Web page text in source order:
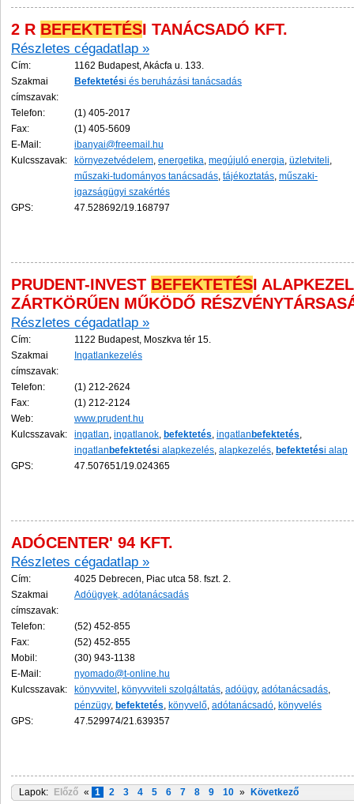
2 R BEFEKTETÉSI TANÁCSADÓ KFT.
Részletes cégadatlap »
Cím:
1162 Budapest, Akácfa u. 133.
Szakmai
címszavak:
Befektetési és beruházási tanácsadás
Telefon:
(1) 405-2017
Fax:
(1) 405-5609
E-Mail:
ibanyai@freemail.hu
Kulcsszavak:
környezetvédelem, energetika, megújuló energia, üzletviteli,
műszaki-tudományos tanácsadás, tájékoztatás, műszaki-
igazságügyi szakértés
GPS:
47.528692/19.168797
PRUDENT-INVEST BEFEKTETÉSI
ZÁRTKÖRŰEN MŰKÖDŐ
Részletes cégadatlap »
Cím:
1122 Budapest, Moszkva tér 15.
Szakmai
címszavak:
Ingatlankezelés
Telefon:
(1) 212-2624
Fax:
(1) 212-2124
Web:
www.prudent.hu
Kulcsszavak:
ingatlan, ingatlanok, befektetés, ingatlan befektetés,
ingatlan befektetési alapkezelés, alapkezelés, befektetési alap
GPS:
47.507651/19.024365
ADÓCENTER' 94 KFT.
Részletes cégadatlap »
Cím:
4025 Debrecen, Piac utca 58. fszt. 2.
Szakmai
címszavak:
Adóügyek, adótanácsadás
Telefon:
(52) 452-855
Fax:
(52) 452-855
Mobil:
(30) 943-1138
E-Mail:
nyomado@t-online.hu
Kulcsszavak:
könyvvitel , könyvviteli szolgáltatás, adóügy, adótanácsadás,
pénzügy, befektetés, könyvelő, adótanácsadó, könyvelés
GPS:
47.529974/21.639357
Lapok: Előző « 1 2 3 4 5 6 7 8 9 10 » Következő